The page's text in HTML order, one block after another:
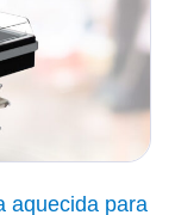
aquecida para